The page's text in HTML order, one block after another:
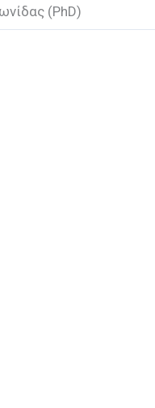
(PhD)